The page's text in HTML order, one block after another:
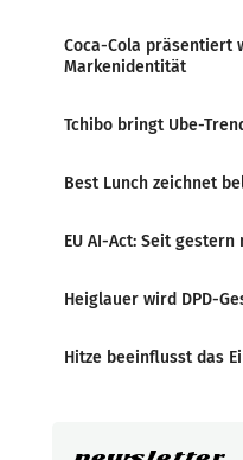
Coca-Cola präsentiert
Markenidentität
Tchibo bringt Ube-
Best Lunch zeichnet
EU AI-Act: Seit
Heiglauer wird DPD-
Hitze beeinflusst das